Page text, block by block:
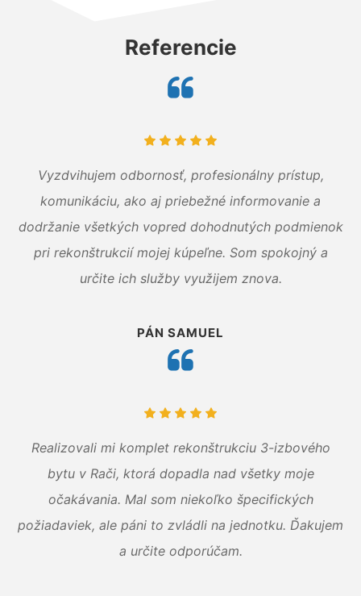
Referencie
Vyzdvihujem odbornosť, profesionálny prístup,
komunikáciu, ako aj priebežné informovanie a
dodržanie všetkých vopred dohodnutých podmienok
pri rekonštrukcií mojej kúpeľne. Som spokojný a
určite ich služby využijem znova.
PÁN SAMUEL
Realizovali mi komplet rekonštrukciu 3-izbového
bytu v Rači, ktorá dopadla nad všetky moje
očakávania. Mal som niekoľko špecifických
požiadaviek, ale páni to zvládli na jednotku. Ďakujem
a určite odporúčam.